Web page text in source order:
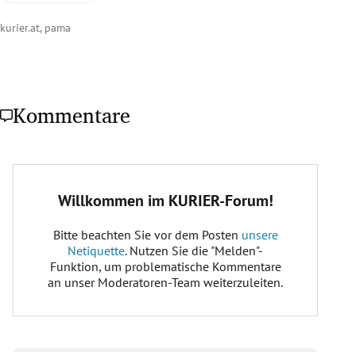
kurier.at, pama
Kommentare